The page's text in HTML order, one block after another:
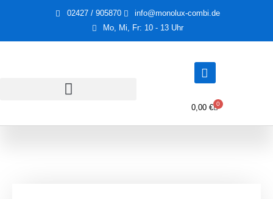
02427 / 905870
info@monolux-combi.de
Mo, Mi, Fr: 10 - 13 Uhr
0,00 € 0